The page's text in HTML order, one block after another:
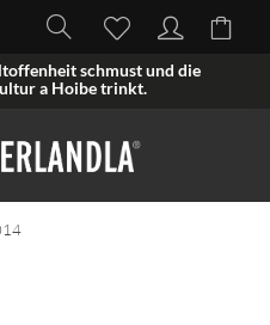
schmust und die
a Hoibe trinkt.